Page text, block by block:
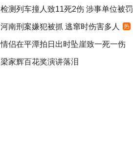
检测列车撞人致11死2伤 涉事单位被罚
河南刑案嫌犯被抓 逃窜时伤害多人 热
情侣在平潭拍日出时坠崖致一死一伤
梁家辉百花奖演讲落泪